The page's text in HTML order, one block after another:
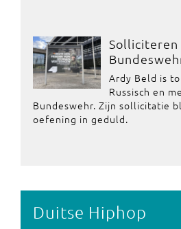
Solliciteren
Ardy Beld is
Russisch en
Bundeswehr. Zijn sollicitatie
oefening in geduld.
Duitse Hiphop